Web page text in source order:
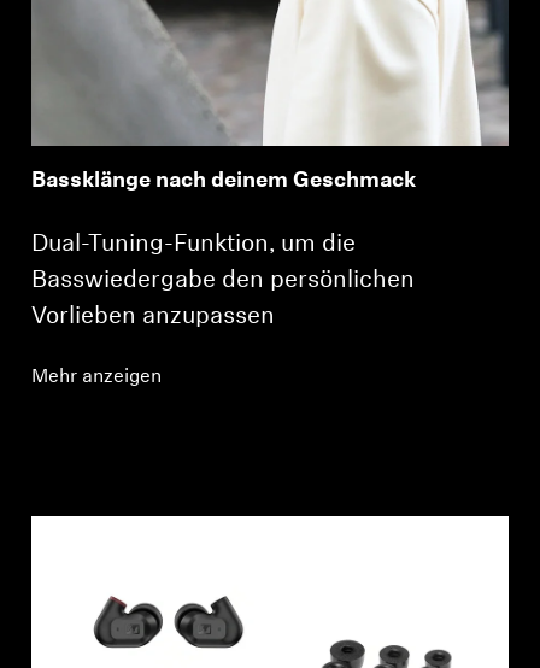
Bassklänge nach deinem Geschmack
Dual-Tuning-Funktion, um die
Basswiedergabe den persönlichen
Vorlieben anzupassen
Mehr anzeigen